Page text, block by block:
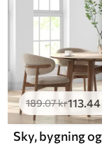
189.07kr113.44
Sky, bygning